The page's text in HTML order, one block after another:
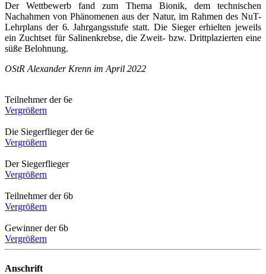
Der Wettbewerb fand zum Thema Bionik, dem technischen
Nachahmen von Phänomenen aus der Natur, im Rahmen des NuT-
Lehrplans der 6. Jahrgangsstufe statt. Die Sieger erhielten jeweils
ein Zuchtset für Salinenkrebse, die Zweit- bzw. Drittplazierten eine
süße Belohnung.
OStR Alexander Krenn im April 2022
Teilnehmer der 6e
Vergrößern
Die Siegerflieger der 6e
Vergrößern
Der Siegerflieger
Vergrößern
Teilnehmer der 6b
Vergrößern
Gewinner der 6b
Vergrößern
Anschrift